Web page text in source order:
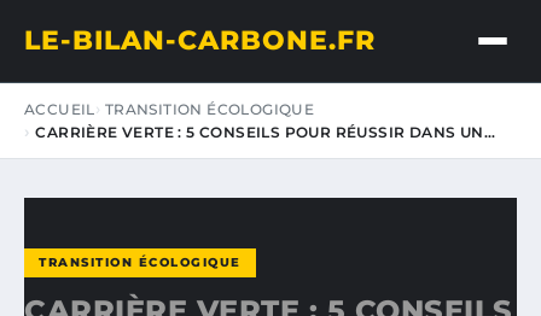
LE-BILAN-CARBONE.FR
ACCUEIL TRANSITION ÉCOLOGIQUE
CARRIÈRE VERTE : 5 CONSEILS POUR RÉUSSIR DANS UN…
TRANSITION ÉCOLOGIQUE